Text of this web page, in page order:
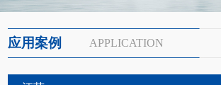
应用案例 APPLICATION